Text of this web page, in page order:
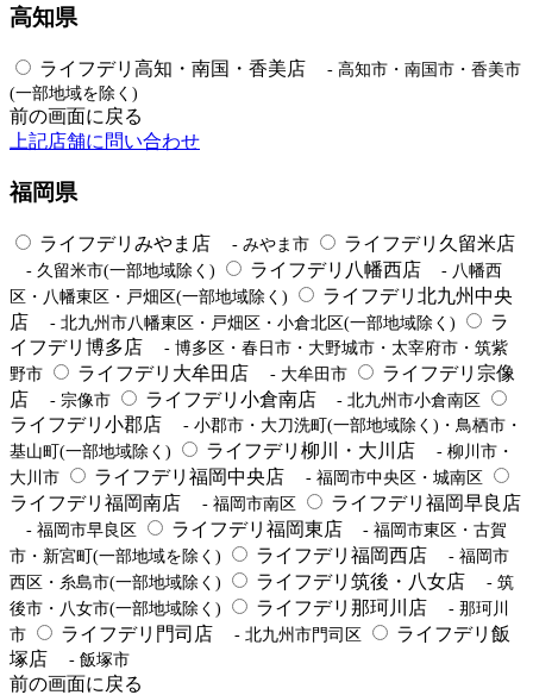
高知県
ライフデリ高知・南国・香美店
- 高知市・南国市・香美市
(一部地域を除く)
前の画面に戻る
上記店舗に問い合わせ
福岡県
ライフデリみやま店 - みやま市 ライフデリ久留米店
- 久留米市(一部地域除く) ライフデリ八幡西店
- 八幡西
区・八幡東区・戸畑区(一部地域除く)
ライフデリ北九州中央
店
- 北九州市八幡東区・戸畑区・小倉北区(一部地域除く)
ラ
イフデリ博多店
- 博多区・春日市・大野城市・太宰府市・筑紫
野市
ライフデリ大牟田店 - 大牟田市
ライフデリ宗像
店
- 宗像市 ライフデリ小倉南店 - 北九州市小倉南区
ライフデリ小郡店
- 小郡市・大刀洗町(一部地域除く)・鳥栖市・
基山町(一部地域除く)
ライフデリ柳川・大川店
- 柳川市・
大川市
ライフデリ福岡中央店 - 福岡市中央区・城南区
ライフデリ福岡南店 - 福岡市南区 ライフデリ福岡早良店
- 福岡市早良区 ライフデリ福岡東店
- 福岡市東区・古賀
市・新宮町(一部地域を除く)
ライフデリ福岡西店
- 福岡市
西区・糸島市(一部地域除く)
ライフデリ筑後・八女店
- 筑
後市・八女市(一部地域除く)
ライフデリ那珂川店
- 那珂川
市
ライフデリ門司店 - 北九州市門司区
ライフデリ飯
塚店
- 飯塚市
前の画面に戻る